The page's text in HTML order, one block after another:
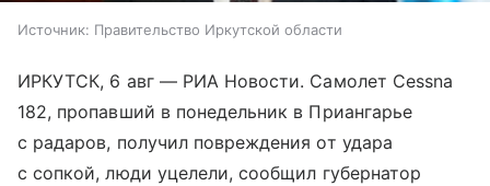
Источник: Правительство Иркутской области
ИРКУТСК, 6 авг — РИА Новости. Самолет Cessna
182, пропавший в понедельник в Приангарье
с радаров, получил повреждения от удара
с сопкой, люди уцелели, сообщил губернатор